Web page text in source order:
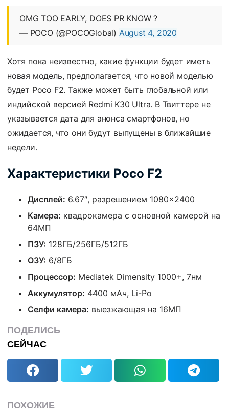
OMG TOO EARLY, DOES PR KNOW ?
— POCO (@POCOGlobal) August 4, 2020
Хотя пока неизвестно, какие функции будет иметь
новая модель, предполагается, что новой моделью
будет Poco F2. Также может быть глобальной или
индийской версией Redmi K30 Ultra. В Твиттере не
указывается дата для анонса смартфонов, но
ожидается, что они будут выпущены в ближайшие
недели.
Характеристики Poco F2
Дисплей: 6.67″, разрешением 1080×2400
Камера: квадрокамера с основной камерой на
64МП
ПЗУ: 128ГБ/256ГБ/512ГБ
ОЗУ: 6/8ГБ
Процессор: Mediatek Dimensity 1000+, 7нм
Аккумулятор: 4400 мАч, Li-Po
Селфи камера: выезжающая на 16МП
ПОДЕЛИСЬ
СЕЙЧАС
ПОХОЖИЕ